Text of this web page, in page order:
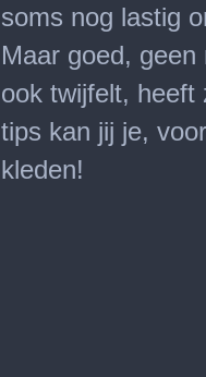
soms nog lastig
Maar goed,
ook twijfelt, heeft
tips kan jij je,
kleden!